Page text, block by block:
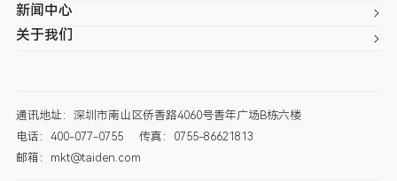
新闻中心
关于我们
通讯地址：深圳市南山区侨香路4060号香年广场B栋六楼
电话：400-077-0755
传真：0755-86621813
邮箱：mkt@taiden.com